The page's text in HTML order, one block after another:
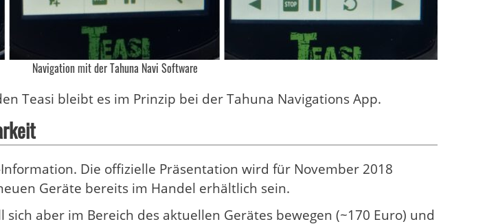
Navigation mit der Tahuna Navi Software
Teasi bleibt es im Prinzip bei der Tahuna Navigations App.
Die offizielle Präsentation wird für November 2018
Geräte bereits im Handel erhältlich sein.
aber im Bereich des aktuellen Gerätes bewegen (~170 Euro) und